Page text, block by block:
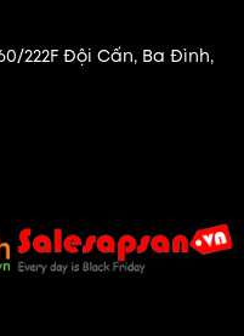
222F Đội Cấn, Ba Đình,